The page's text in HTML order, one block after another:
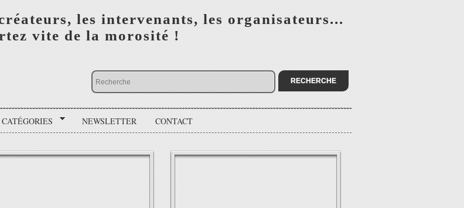
les intervenants, les organisateurs...
vite de la morosité !
CATÉGORIES NEWSLETTER CONTACT